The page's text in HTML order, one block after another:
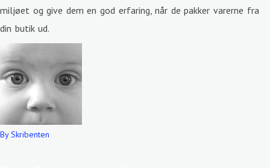
miljøet og give dem en god erfaring, når de pakker varerne fra
din butik ud.
By Skribenten